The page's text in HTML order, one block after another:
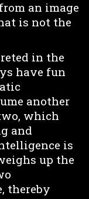
an image
is not the
in the
have fun
another
which
and
is
up the
thereby